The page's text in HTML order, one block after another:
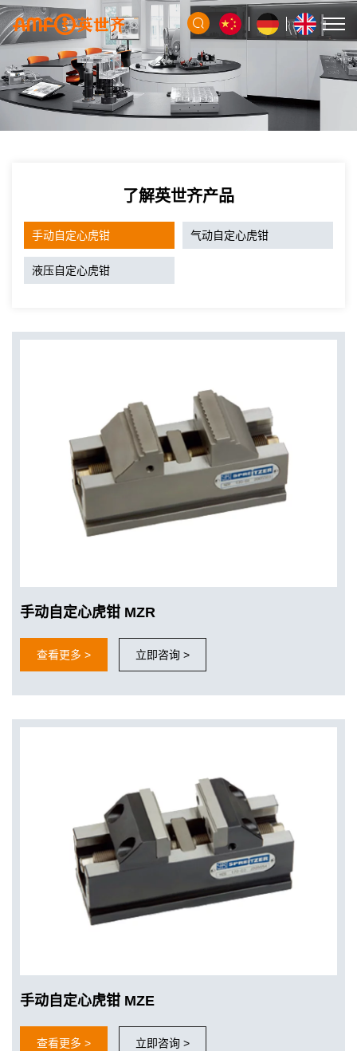
了解英世齐产品
手动自定心虎钳 气动自定心虎钳
液压自定心虎钳
手动自定心虎钳 MZR
查看更多 > 立即咨询 >
手动自定心虎钳 MZE
查看更多 > 立即咨询 >